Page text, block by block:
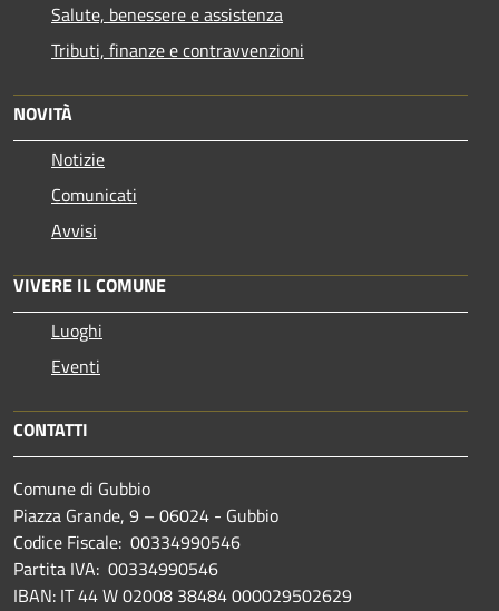
Salute, benessere e assistenza
Tributi, finanze e contravvenzioni
NOVITÀ
Notizie
Comunicati
Avvisi
VIVERE IL COMUNE
Luoghi
Eventi
CONTATTI
Comune di Gubbio
Piazza Grande, 9 – 06024 - Gubbio
Codice Fiscale: 00334990546
Partita IVA: 00334990546
IBAN: IT 44 W 02008 38484 000029502629